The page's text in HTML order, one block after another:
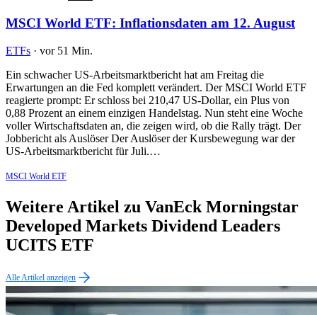
MSCI World ETF: Inflationsdaten am 12. August
ETFs · vor 51 Min.
Ein schwacher US-Arbeitsmarktbericht hat am Freitag die
Erwartungen an die Fed komplett verändert. Der MSCI World ETF
reagierte prompt: Er schloss bei 210,47 US-Dollar, ein Plus von
0,88 Prozent an einem einzigen Handelstag. Nun steht eine Woche
voller Wirtschaftsdaten an, die zeigen wird, ob die Rally trägt. Der
Jobbericht als Auslöser Der Auslöser der Kursbewegung war der
US-Arbeitsmarktbericht für Juli.…
MSCI World ETF
Weitere Artikel zu VanEck Morningstar
Developed Markets Dividend Leaders
UCITS ETF
Alle Artikel anzeigen